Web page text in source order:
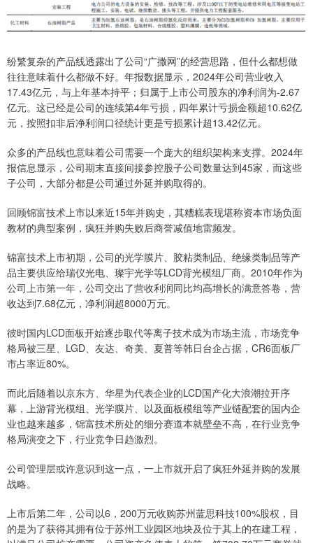
纷繁复杂的产品线透露出了公司“广撒网”的经营思路，但什么都想做
往往意味着什么都做不好。年报数据显示，2024年公司营业收入
17.43亿元，与上年基本持平；归属于上市公司股东的净利润为-2.67
亿元。这已经是公司的连续第4年亏损，四年累计亏损金额超10.62亿
元，按照扣非后净利润口径统计更是亏损累计超13.42亿元。
众多的产品线也意味着公司需要一个庞大的组织架构来支撑。2024年
报信息显示，公司期末直接间接参控股子公司数量达到45家，而这些
子公司，大部分都是公司通过外延并购取得的。
回顾锦富技术上市以来近15年并购史，其糟糕表现堪称资本市场负面
教材的典型案例，疯狂并购失败后商誉减值地雷频发。
锦富技术上市初期，公司的光学膜片、胶粘类制品、绝缘类制品等产
品主要供应给瑞仪光电、璨宇光学等LCD背光模组厂商。2010年作为
公司上市第一年，公司交出了营收利润同比均高增长的满意答卷，营
收达到7.68亿元，净利润超8000万元。
彼时国内LCD面板开始逐步取代等离子技术成为市场主流，市场竞争
格局被三星、LGD、友达、奇美、夏普等韩日台企占据，CR6面板厂
市占率近80%。
而此后随着以京东方、华星为代表企业的LCD国产化大浪潮拉开序
幕，上游背光模组、光学膜片、以及面板模组等产业链配套的国内企
业也越来越多，锦富技术所处的细分赛道本就壁垒不高，在行业竞争
格局演变之下，行业竞争日趋激烈。
公司管理层或许意识到这一点，一上市就开启了疯狂外延并购的发展
战略。
上市后第二年，公司以6，200万元收购苏州蓝思科技100%股权，目
的是为了获得其拥有位于苏州工业园区地块及位于其上的在建工程，